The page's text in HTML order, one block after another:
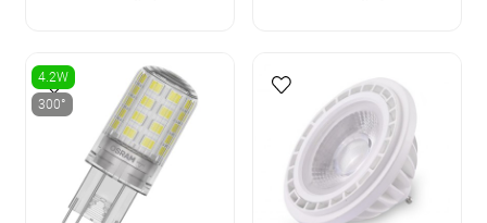
4.2W
300°